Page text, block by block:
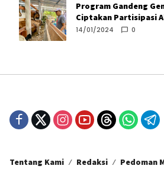
Program Gandeng
Ciptakan Partisipasi
Turunkan Angka
14/01/2024 0
Tentang Kami Redaksi Pedoman